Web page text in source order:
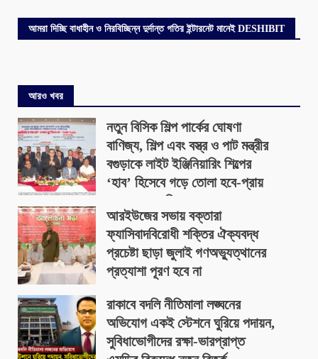
আমরা দিচ্ছি বাধাহীন ও নিরবিচ্ছিন্ন দুর্দান্ত গতির ইন্টারনেট মানেই DESHIBIT
আরও খবর
নতুন বিসিক শিল্প পার্কের ঘোষণা
বাণিজ্য, শিল্প এবং বস্ত্র ও পাট মন্ত্রীর
বগুড়াকে লাইট ইঞ্জিনিয়ারিং শিল্পের
‘হাব’ হিসেবে গড়ে তোলা হবে-প্রায়
৪০০ একর জমিতে
August 9, 2026
আরইউজের সভায় বক্তারা
ফ্যাসিবাদবিরোধী শক্তির ঐক্যবদ্ধ
প্রচেষ্টা ছাড়া জুলাই গণঅভ্যুত্থানের
প্রত্যাশা পূরণ হবে না
রাকাবে বদলি নীতিমালা লঙ্ঘনের
অভিযোগ একই স্টেশনে ঘুরিয়ে পদায়ন,
সুবিধাভোগীদের রক্ষা-ভারপ্রাপ্ত